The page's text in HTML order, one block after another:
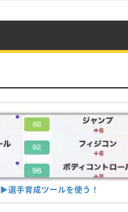
▶︎選手育成ツールを使う！